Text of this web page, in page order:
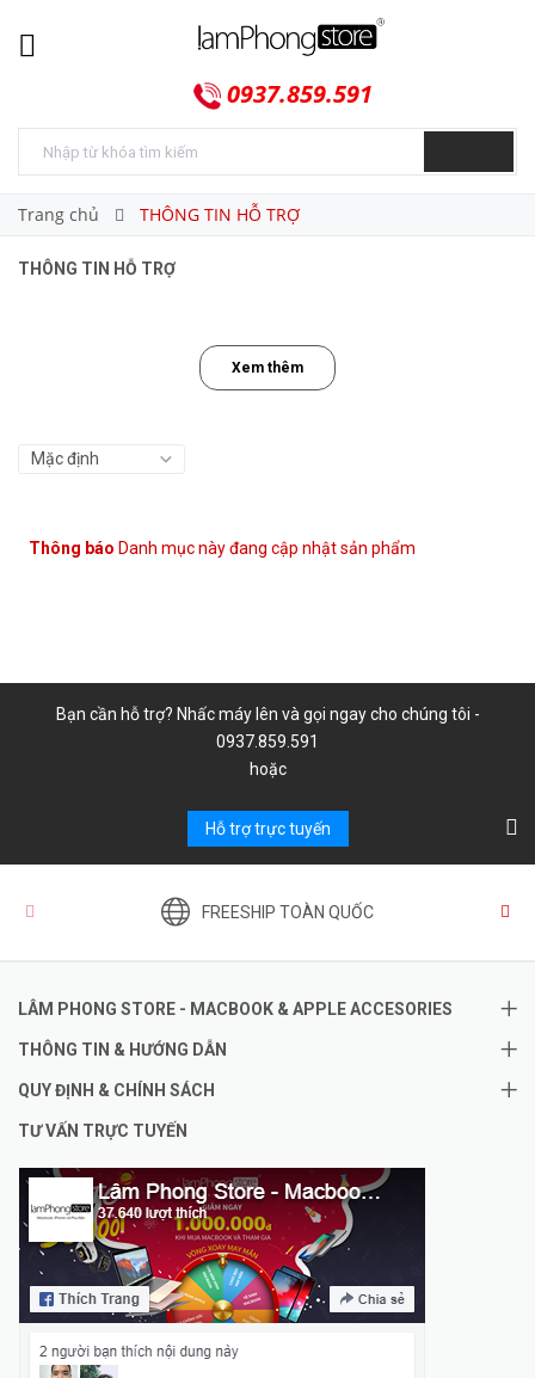
0937.859.591
Trang chủ THÔNG TIN HỖ TRỢ
THÔNG TIN HỖ TRỢ
Xem thêm
Thông báo Danh mục này đang cập nhật sản phẩm
Bạn cần hỗ trợ? Nhấc máy lên và gọi ngay cho chúng tôi -
0937.859.591
hoặc
Hỗ trợ trực tuyến
FREESHIP TOÀN QUỐC
LÂM PHONG STORE - MACBOOK & APPLE ACCESORIES
THÔNG TIN & HƯỚNG DẪN
QUY ĐỊNH & CHÍNH SÁCH
TƯ VẤN TRỰC TUYẾN